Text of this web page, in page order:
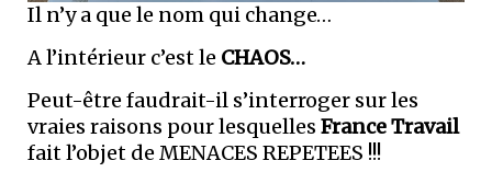
Il n’y a que le nom qui change…
A l’intérieur c’est le CHAOS…
Peut-être faudrait-il s’interroger sur les
vraies raisons pour lesquelles France Travail
fait l’objet de MENACES REPETEES !!!